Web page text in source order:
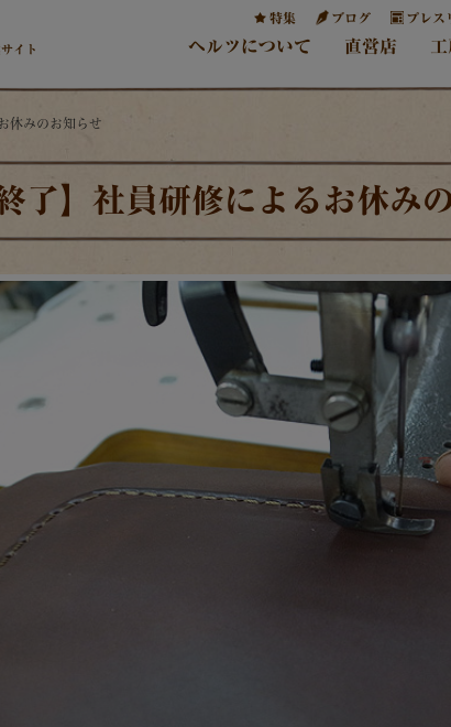
イト
特集 ブログ プレス
ヘルツについて 直営店
休みのお知らせ
終了】社員研修によるお休み